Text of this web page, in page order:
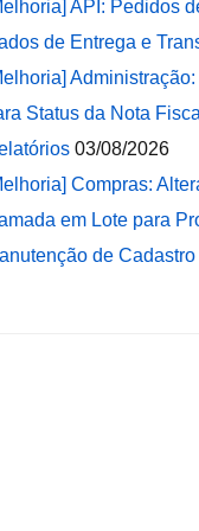
API: Pedidos
de Entrega e
Status da Nota
03/08/2026
Compras:
em Lote para
de